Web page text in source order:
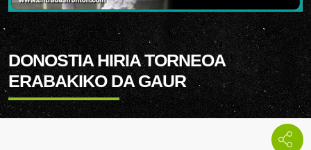
DONOSTIA HIRIA TORNEOA
ERABAKIKO DA GAUR